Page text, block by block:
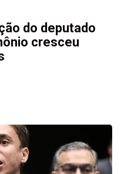
do deputado
cresceu